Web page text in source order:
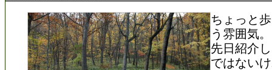
ちょっと
う雰囲気。
先日紹介
ではない